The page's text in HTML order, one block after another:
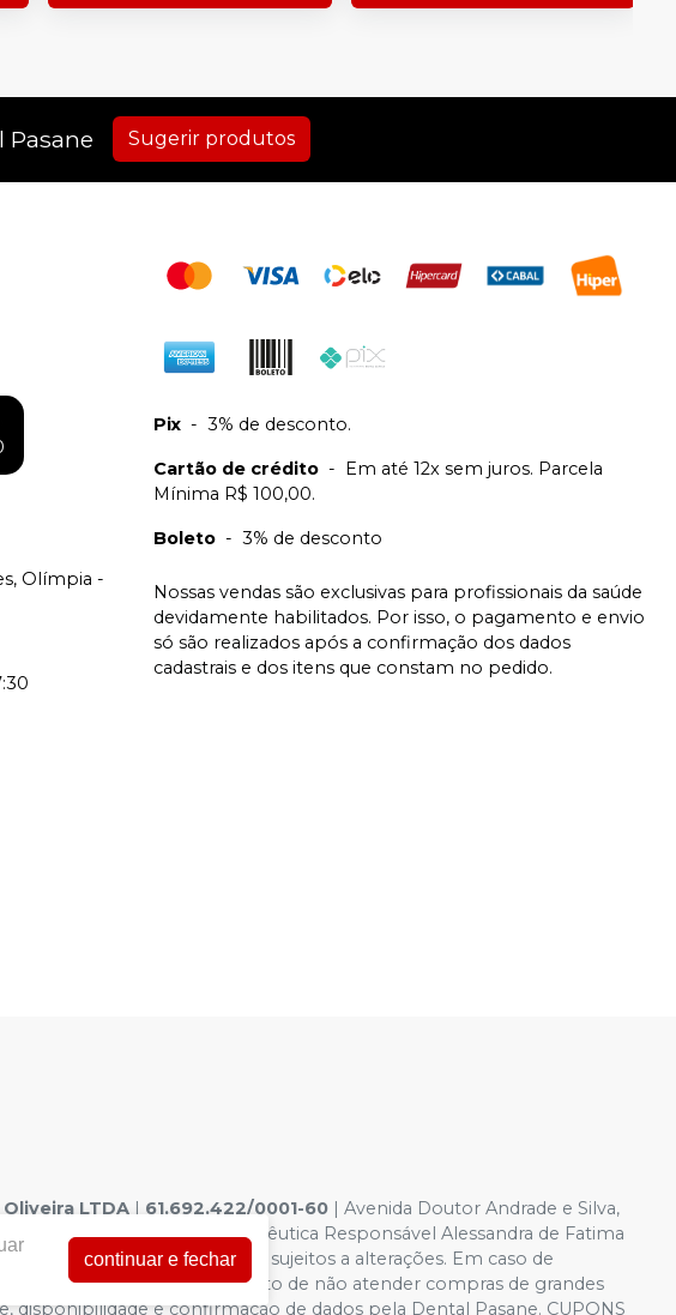
Pasane Sugerir produtos
Olímpia -
Pix - 3% de desconto.
Cartão de crédito - Em até 12x sem juros. Parcela
Mínima R$ 100,00.
Boleto - 3% de desconto
Nossas vendas são exclusivas para profissionais da saúde
devidamente habilitados. Por isso, o pagamento e envio
só são realizados após a confirmação dos dados
cadastrais e dos itens que constam no pedido.
LTDA | 61.692.422/0001-60 | Avenida Doutor Andrade e Silva,
1.06.958-8 Farmacêutica Responsável Alessandra de Fatima
da loja virtual estão sujeitos a alterações. Em caso de
isso nos reservamos o direito de não atender compras de grandes
disponibilidade e confirmação de dados pela Dental Pasane. CUPONS
continuar e fechar